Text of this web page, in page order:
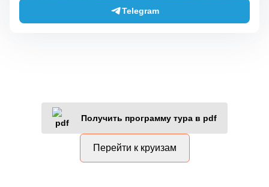
Telegram
Получить программу тура в pdf
Перейти к круизам